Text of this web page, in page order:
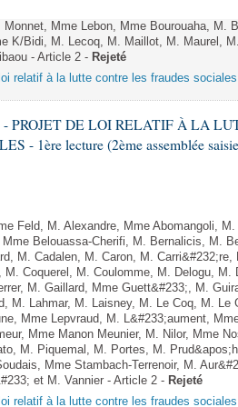
Mme Lebon, Mme Bourouaha, M.
K/Bidi, M. Lecoq, M. Maillot, M. Maurel,
- Article 2 - Rejeté
relatif à la lutte contre les fraudes
- PROJET DE LOI RELATIF À LA
- 1ère lecture (2ème assemblée
Feld, M. Alexandre, Mme Abomangoli,
Belouassa-Cherifi, M. Bernalicis, M.
M. Cadalen, M. Caron, M.
M. Coquerel, M. Coulomme, M. Delogu, M.
M. Gaillard, Mme Guett&#233;, M.
M. Lahmar, M. Laisney, M. Le Coq, M. Le
Mme Lepvraud, M. L&#233;aument,
Mme Manon Meunier, M. Nilor, Mme
M. Piquemal, M. Portes, M.
Mme Stambach-Terrenoir, M.
et M. Vannier - Article 2 - Rejeté
relatif à la lutte contre les fraudes